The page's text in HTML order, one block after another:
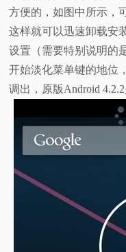
验
专
题
方便的，如图中所示，
这样就可以迅速卸载安
设置（需要特别说明的
开始淡化菜单键的地位
调出，原版Android 4.2.2